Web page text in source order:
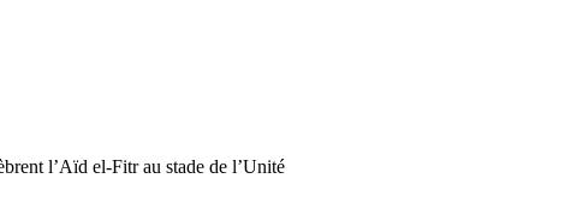
l’Aïd el-Fitr au stade de l’Unité